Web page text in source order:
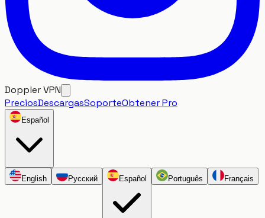
Doppler VPN
PreciosDescargasSoporteObtener Pro
Español
English Русский Español Português Français